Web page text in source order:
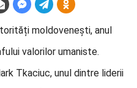
moldovenești, anul
valorilor umaniste.
Tkaciuc, unul dintre liderii